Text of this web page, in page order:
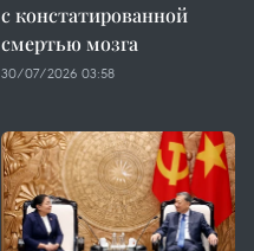
с констатированной
смертью мозга
30/07/2026 03:58